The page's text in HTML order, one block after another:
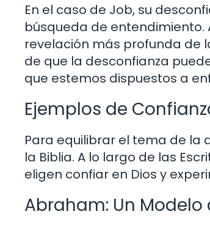
En el caso de Job, su
búsqueda de entendimiento.
revelación más profunda de
de que la desconfianza
que estemos dispuestos a
Ejemplos de
Para equilibrar el tema de la
la Biblia. A lo largo de las
eligen confiar en Dios y
Abraham: Un Modelo